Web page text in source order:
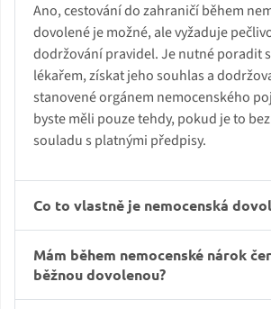
Ano, cestování do zahraničí během
dovolené je možné, ale vyžaduje
dodržování pravidel. Je nutné poradit
lékařem, získat jeho souhlas a
stanovené orgánem nemocenského
byste měli pouze tehdy, pokud je to
souladu s platnými předpisy.
Co to vlastně je nemocenská
Mám během nemocenské nárok
běžnou dovolenou?